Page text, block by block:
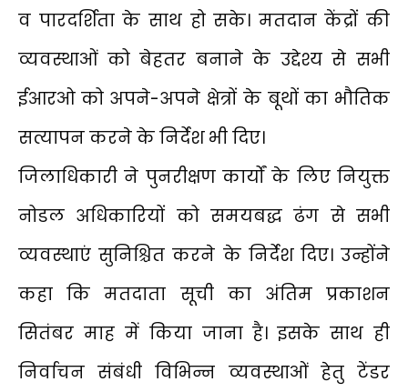
व पारदर्शिता के साथ हो सके। मतदान केंद्रों की
व्यवस्थाओं को बेहतर बनाने के उद्देश्य से सभी
ईआरओ को अपने-अपने क्षेत्रों के बूथों का भौतिक
सत्यापन करने के निर्देश भी दिए।
जिलाधिकारी ने पुनरीक्षण कार्यों के लिए नियुक्त
नोडल अधिकारियों को समयबद्ध ढंग से सभी
व्यवस्थाएं सुनिश्चित करने के निर्देश दिए। उन्होंने
कहा कि मतदाता सूची का अंतिम प्रकाशन
सितंबर माह में किया जाना है। इसके साथ ही
निर्वाचन संबंधी विभिन्न व्यवस्थाओं हेतु टेंडर